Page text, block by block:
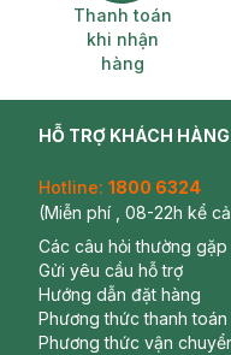
Thanh toán
Thanh toán
khi nhận
hàng
HỖ TRỢ KHÁCH HÀNG
Hotline: 1800 6324
(Miễn phí , 08-22h kể
Các câu hỏi thường gặp
Gửi yêu cầu hỗ trợ
Hướng dẫn đặt hàng
Phương thức thanh toán
Phương thức vận